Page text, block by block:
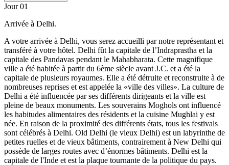
Jour 01
Arrivée à Delhi.
A votre arrivée à Delhi, vous serez accueilli par notre représentant et
transféré à votre hôtel. Delhi fût la capitale de l’Indraprastha et la
capitale des Pandavas pendant le Mahabharata. Cette magnifique
ville a été habitée à partir du 6ème siècle avant J.C. et a été la
capitale de plusieurs royaumes. Elle a été détruite et reconstruite à de
nombreuses reprises et est appelée la «ville des villes». La culture de
Delhi a été influencée par ses différents dirigeants et la ville est
pleine de beaux monuments. Les souverains Moghols ont influencé
les habitudes alimentaires des résidents et la cuisine Mughlai y est
née. En raison de la proximité des différents états, tous les festivals
sont célébrés à Delhi. Old Delhi (le vieux Delhi) est un labyrinthe de
petites ruelles et de vieux bâtiments, contrairement à New Delhi qui
possède de larges routes avec d’énormes bâtiments. Delhi est la
capitale de l'Inde et est la plaque tournante de la politique du pays.